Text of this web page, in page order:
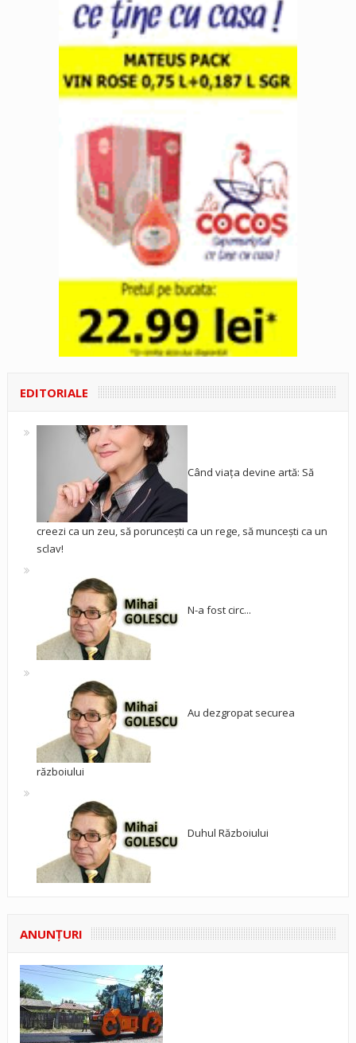
EDITORIALE
Când viața devine artă: Să
creezi ca un zeu, să poruncești ca un rege, să muncești ca un
sclav!
N-a fost circ...
Au dezgropat securea
războiului
Duhul Războiului
ANUNŢURI